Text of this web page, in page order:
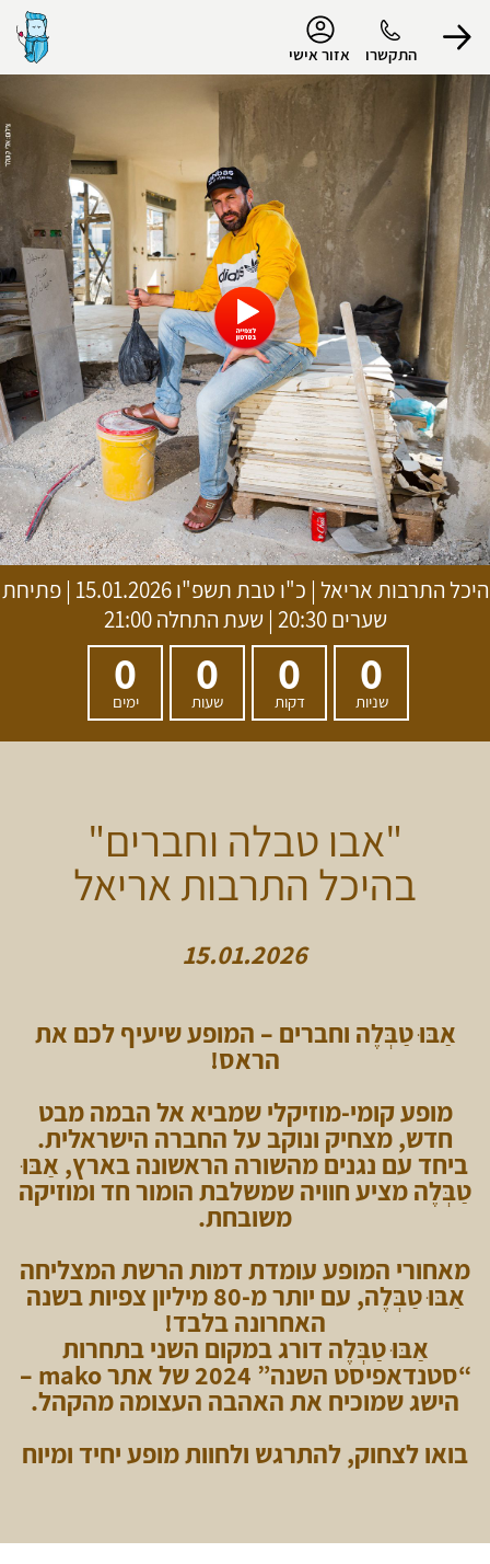
התקשרו אזור אישי
הפרופיל שלי
התנתק
היכל התרבות אריאל | כ"ו טבת תשפ"ו
15.01.2026 | פתיחת
שערים 20:30 | שעת התחלה 21:00
0
שניות
0
דקות
0
שעות
0
ימים
"אבו טבלה וחברים"
בהיכל התרבות אריאל
15.01.2026
אַבּוּ טַבְּלֶה וחברים – המופע שיעיף לכם את
הראס!
מופע קומי-מוזיקלי שמביא אל הבמה מבט
חדש, מצחיק ונוקב על החברה הישראלית.
ביחד עם נגנים מהשורה הראשונה בארץ, אַבּוּ
טַבְּלֶה מציע חוויה שמשלבת הומור חד ומוזיקה
משובחת.
מאחורי המופע עומדת דמות הרשת המצליחה
אַבּוּ טַבְּלֶה, עם יותר מ-80 מיליון צפיות בשנה
האחרונה בלבד!
אַבּוּ טַבְּלֶה דורג במקום השני בתחרות
“סטנדאפיסט השנה” 2024 של אתר mako –
הישג שמוכיח את האהבה העצומה מהקהל.
בואו לצחוק, להתרגש ולחוות מופע יחיד ומיוח